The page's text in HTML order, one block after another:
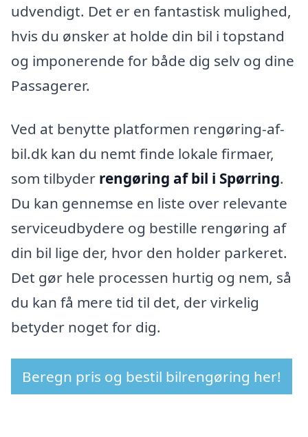
udvendigt. Det er en fantastisk mulighed,
hvis du ønsker at holde din bil i topstand
og imponerende for både dig selv og dine
Passagerer.
Ved at benytte platformen rengøring-af-
bil.dk kan du nemt finde lokale firmaer,
som tilbyder rengøring af bil i Spørring.
Du kan gennemse en liste over relevante
serviceudbydere og bestille rengøring af
din bil lige der, hvor den holder parkeret.
Det gør hele processen hurtig og nem, så
du kan få mere tid til det, der virkelig
betyder noget for dig.
Beregn pris og bestil bilrengøring her!